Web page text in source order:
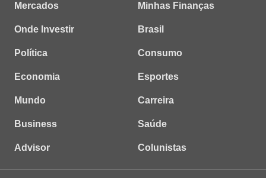
Mercados
Onde Investir
Política
Economia
Mundo
Business
Advisor
Minhas Finanças
Brasil
Consumo
Esportes
Carreira
Saúde
Colunistas